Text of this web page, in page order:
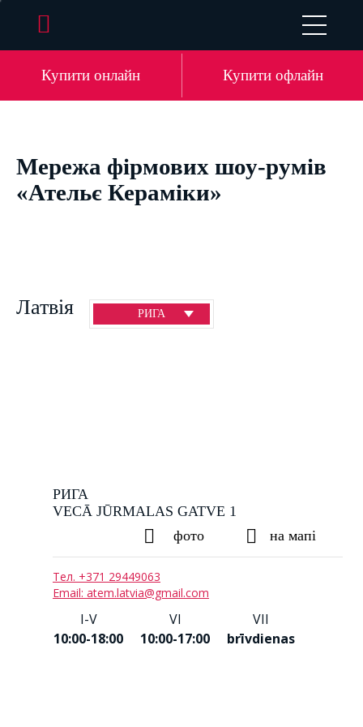
LV RU
Купити онлайн Купити офлайн
Мережа фірмових шоу-румів
«Ательє Кераміки»
Латвія РИГА
РИГА
VECĀ JŪRMALAS GATVE 1
фото
на мапі
Тел. +371 29449063
Email: atem.latvia@gmail.com
I-V VI
VII
10:00-18:00
10:00-17:00 brīvdienas